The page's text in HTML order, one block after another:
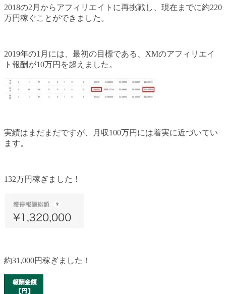
2018の2月からアフィリエイトに再挑戦し、現在までに約220
万円稼ぐことができました。
2019年の1月には、最初の目標である、XMのアフィリエイ
ト報酬が10万円を超えました。
実績はまだまだですが、月収100万円には着実に近づいてい
ます。
132万円稼ぎました！
約31,000円稼ぎました！